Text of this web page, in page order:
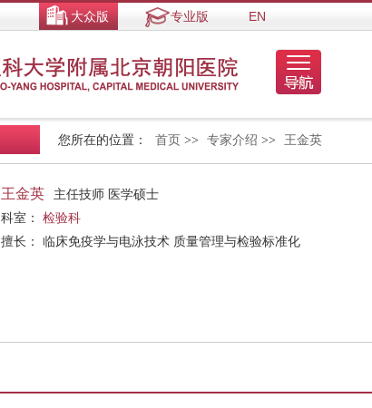
大众版 专业版 EN
您所在的位置： 首页 >> 专家介绍 >> 王金英
王金英
主任技师 医学硕士
科室： 检验科
擅长： 临床免疫学与电泳技术 质量管理与检验标准化